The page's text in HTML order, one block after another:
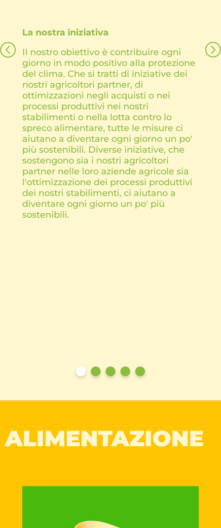
La nostra iniziativa
Il nostro obiettivo è contribuire ogni
giorno in modo positivo alla protezione
del clima. Che si tratti di iniziative dei
nostri agricoltori partner, di
ottimizzazioni negli acquisti o nei
processi produttivi nei nostri
stabilimenti o nella lotta contro lo
spreco alimentare, tutte le misure ci
aiutano a diventare ogni giorno un po'
più sostenibili. Diverse iniziative, che
sostengono sia i nostri agricoltori
partner nelle loro aziende agricole sia
l'ottimizzazione dei processi produttivi
dei nostri stabilimenti, ci aiutano a
diventare ogni giorno un po' più
sostenibili.
ALIMENTAZIONE